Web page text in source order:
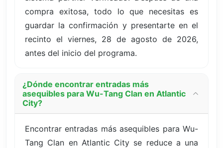
compra exitosa, todo lo que necesitas es
guardar la confirmación y presentarte en el
recinto el viernes, 28 de agosto de 2026,
antes del inicio del programa.
¿Dónde encontrar entradas más
asequibles para Wu-Tang Clan en Atlantic
City?
Encontrar entradas más asequibles para Wu-
Tang Clan en Atlantic City se reduce a una